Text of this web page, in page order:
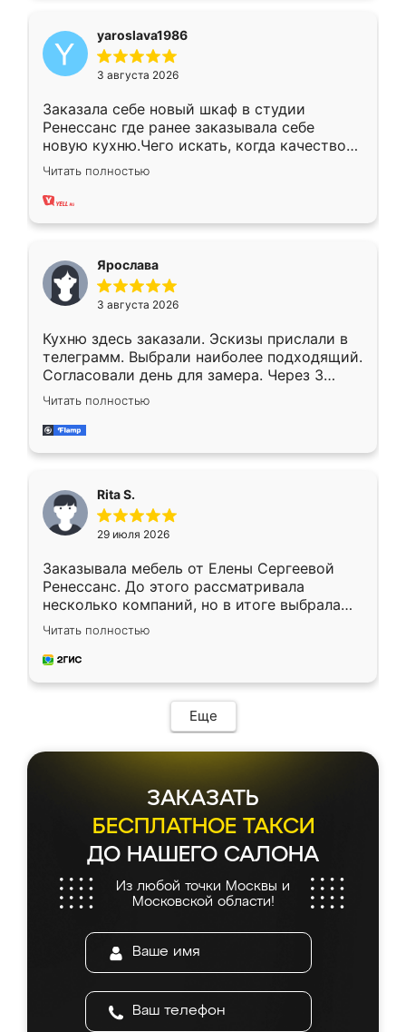
yaroslava1986
3 августа 2026
Заказала себе новый шкаф в студии
Ренессанс где ранее заказывала себе
новую кухню.Чего искать, когда качеством
вполне довольна. Служит кухня уже почти
два года, нареканий нет.
Читать полностью
Ярослава
3 августа 2026
Кухню здесь заказали. Эскизы прислали в
телеграмм. Выбрали наиболее подходящий.
Согласовали день для замера. Через 3
недели кухня была уже готова. Остались
довольны работой. Спасибо Ренессанс
мебель за качественную работу!
Читать полностью
Rita S.
29 июля 2026
Заказывала мебель от Елены Сергеевой
Ренессанс. До этого рассматривала
несколько компаний, но в итоге выбрала
эту. Сначала обговорили условия, потом
приехал замерщик, всё спокойно объяснил
и снял размеры. Изготовили в срок, с
мебель сразу встала на свое место без
каких-либо доработок. Качеством осталась
довольна, все выглядит так, как и ожидала.
Читать полностью
Еще
ЗАКАЗАТЬ
БЕСПЛАТНОЕ ТАКСИ
ДО НАШЕГО САЛОНА
Из любой точки Москвы и
Московской области!